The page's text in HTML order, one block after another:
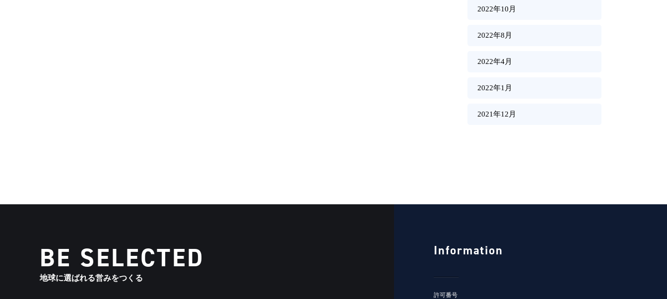
2022年10月
2022年8月
2022年4月
2022年1月
2021年12月
BE SELECTED
地球に選ばれる営みをつくる
Information
許可番号